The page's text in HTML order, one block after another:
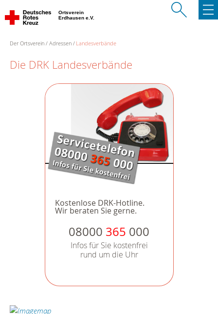
Ortsverein
Erdhausen e.V.
Der Ortsverein Adressen Landesverbände
Die DRK Landesverbände
Kostenlose DRK-Hotline.
Wir beraten Sie gerne.
08000 365 000
Infos für Sie kostenfrei
rund um die Uhr